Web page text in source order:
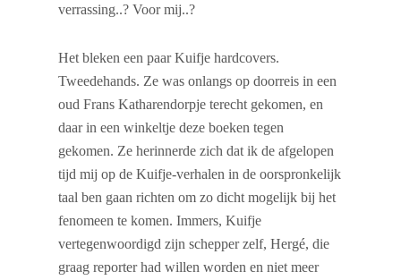
verrassing..? Voor mij..?
Het bleken een paar Kuifje hardcovers.
Tweedehands. Ze was onlangs op doorreis in een
oud Frans Katharendorpje terecht gekomen, en
daar in een winkeltje deze boeken tegen
gekomen. Ze herinnerde zich dat ik de afgelopen
tijd mij op de Kuifje-verhalen in de oorspronkelijk
taal ben gaan richten om zo dicht mogelijk bij het
fenomeen te komen. Immers, Kuifje
vertegenwoordigd zijn schepper zelf, Hergé, die
graag reporter had willen worden en niet meer